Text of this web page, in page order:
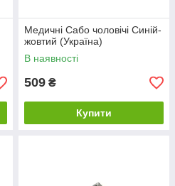
Медичні Сабо чоловічі Синій-
жовтий (Україна)
В наявності
509 ₴
Купити